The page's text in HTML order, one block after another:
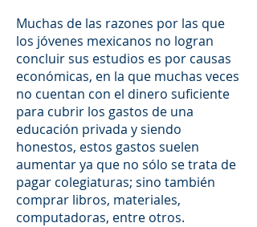
Muchas de las razones por las que
los jóvenes mexicanos no logran
concluir sus estudios es por causas
económicas, en la que muchas veces
no cuentan con el dinero suficiente
para cubrir los gastos de una
educación privada y siendo
honestos, estos gastos suelen
aumentar ya que no sólo se trata de
pagar colegiaturas; sino también
comprar libros, materiales,
computadoras, entre otros.